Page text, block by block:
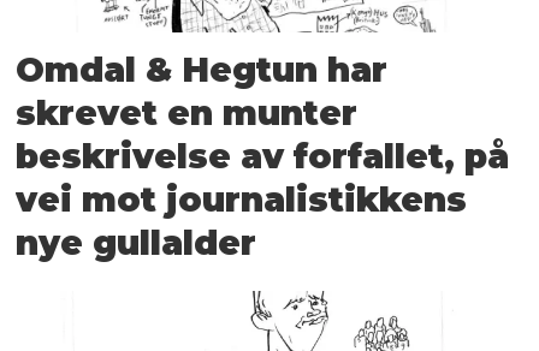
Omdal & Hegtun har
skrevet en munter
beskrivelse av forfallet, på
vei mot journalistikkens
nye gullalder